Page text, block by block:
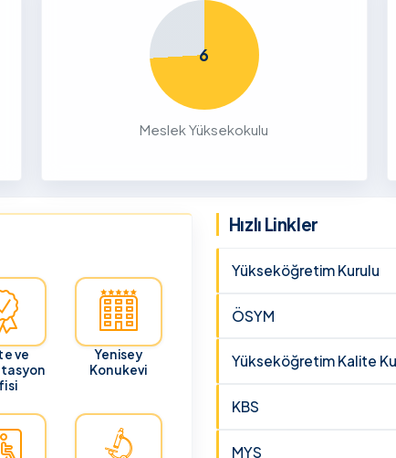
Odaklı
6
Meslek Yüksekokulu
ve
Yenisey
Konukevi
Hızlı Linkler
Yükseköğretim Kurulu
ÖSYM
Yükseköğretim Kalite
KBS
MYS